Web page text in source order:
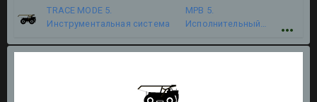
TRACE MODE 5.
Инструментальная система
МРВ 5.
Исполнительный